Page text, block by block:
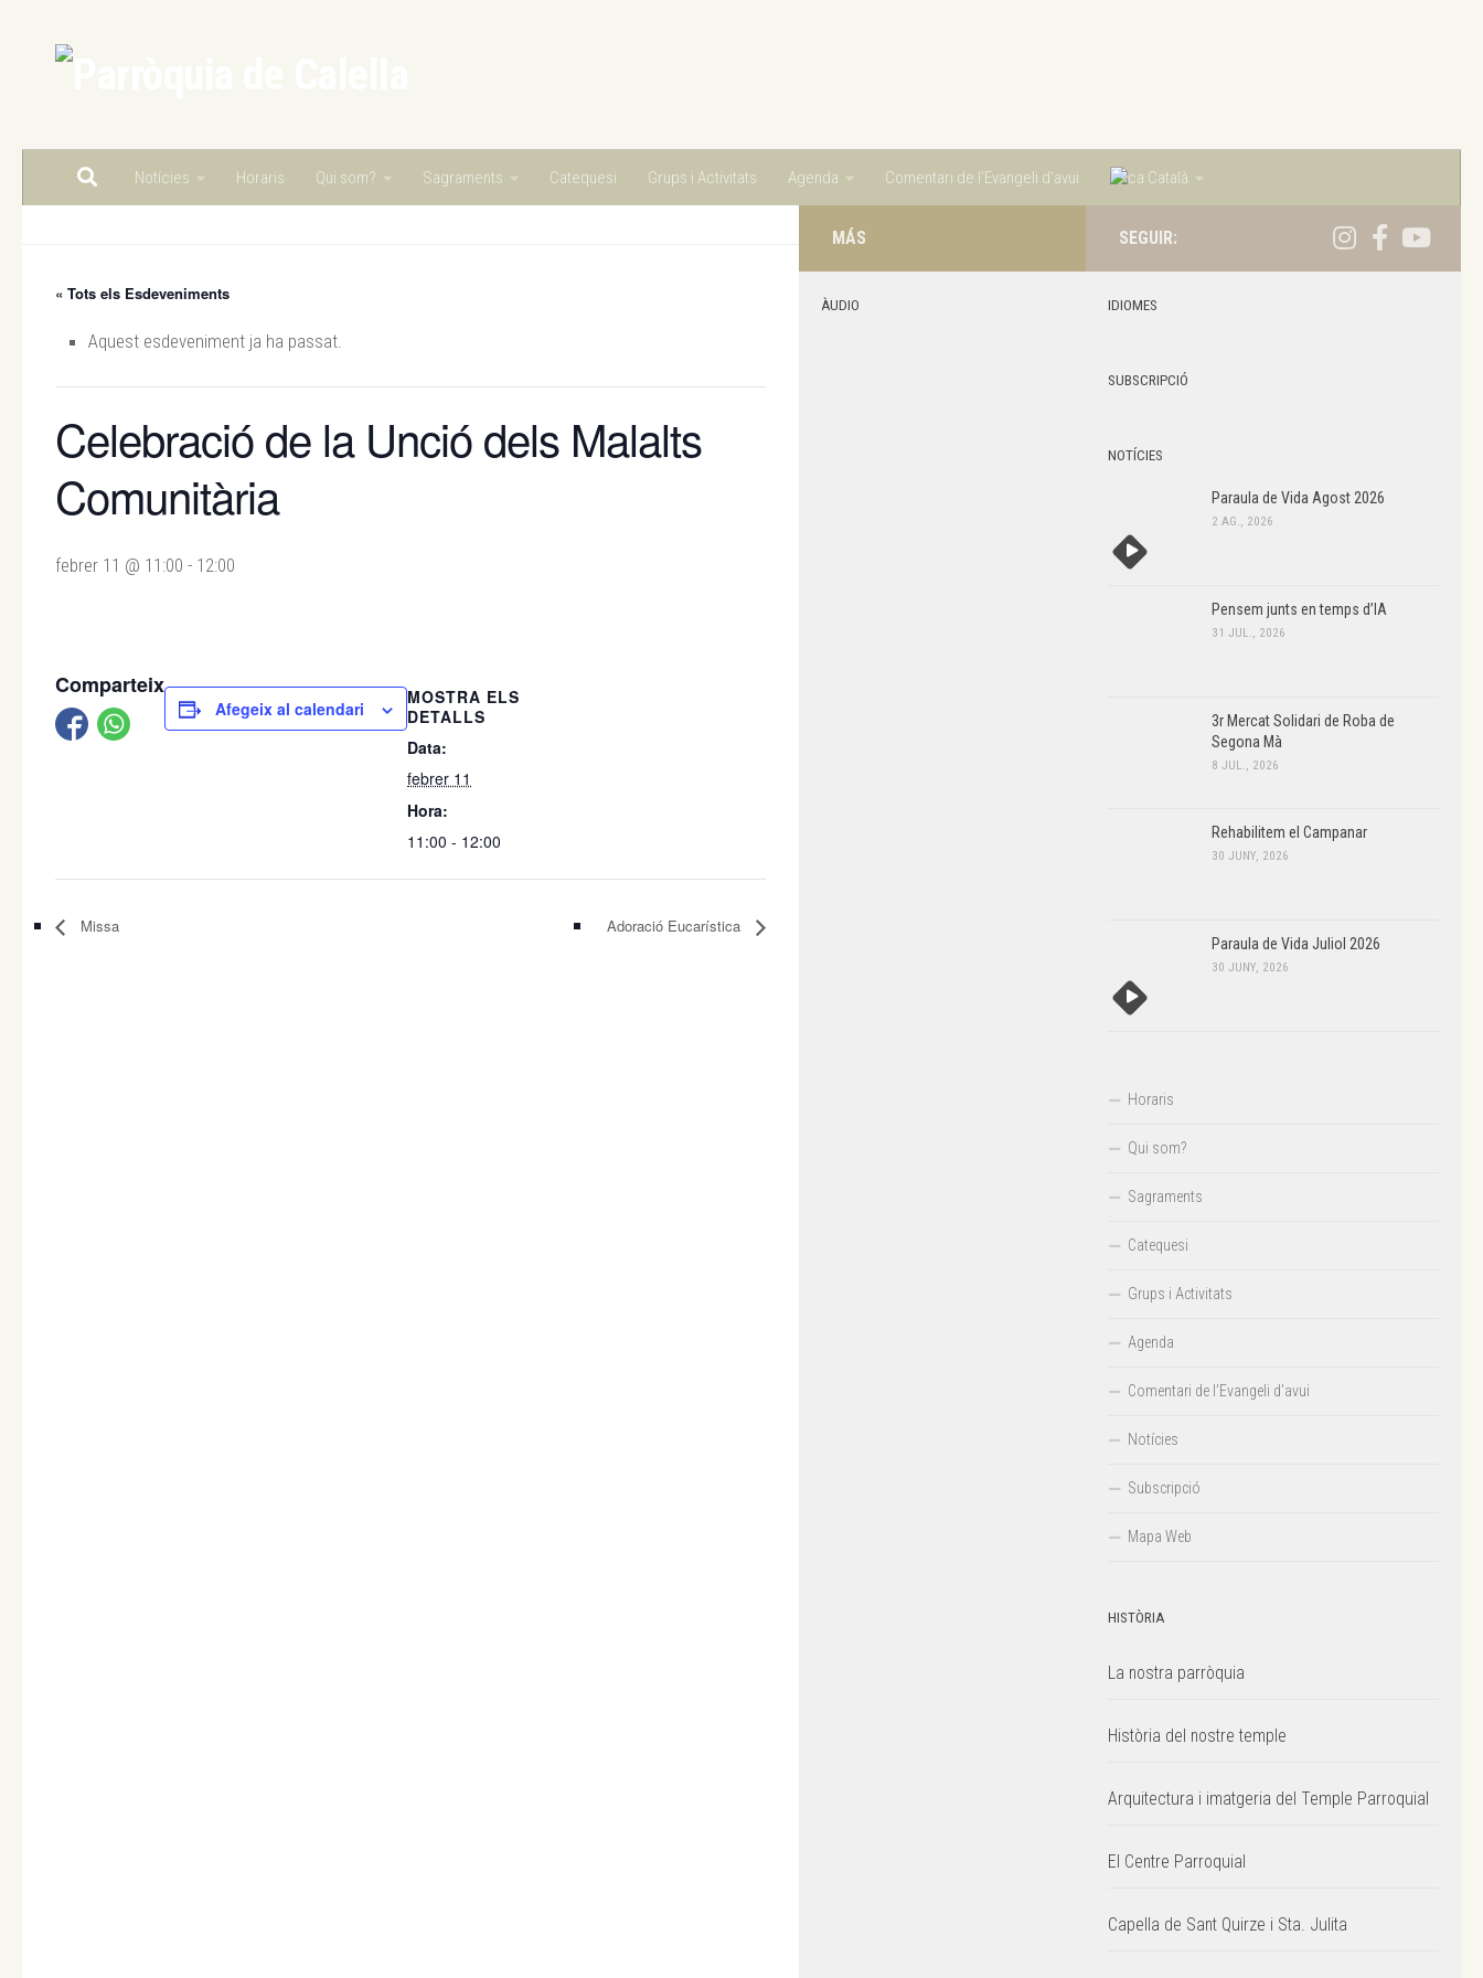
Notícies Horaris Qui som? Sagraments Catequesi Grups i Activitats Agenda Comentari de l’Evangeli d’avui Català
« Tots els Esdeveniments
Aquest esdeveniment ja ha passat.
Celebració de la Unció dels Malalts
Comunitària
febrer 11 @ 11:00 - 12:00
Comparteix
Afegeix al calendari
MOSTRA ELS
DETALLS
Data:
febrer 11
Hora:
11:00 - 12:00
Missa Adoració Eucarística
SEGUIR:
IDIOMES
SUBSCRIPCIÓ
NOTÍCIES
Paraula de Vida Agost 2026
2 AG., 2026
Pensem junts en temps d’IA
31 JUL., 2026
3r Mercat Solidari de Roba de
Segona Mà
8 JUL., 2026
Rehabilitem el Campanar
30 JUNY, 2026
Paraula de Vida Juliol 2026
30 JUNY, 2026
Horaris
Qui som?
Sagraments
Catequesi
Grups i Activitats
Agenda
Comentari de l’Evangeli d’avui
Notícies
Subscripció
Mapa Web
HISTÒRIA
La nostra parròquia
Història del nostre temple
Arquitectura i imatgeria del Temple Parroquial
El Centre Parroquial
Capella de Sant Quirze i Sta. Julita
MÁS
ÀUDIO